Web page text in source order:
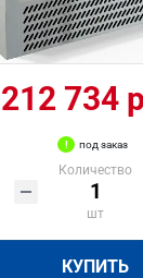
212 734
под заказ
Количество
шт
КУПИТЬ